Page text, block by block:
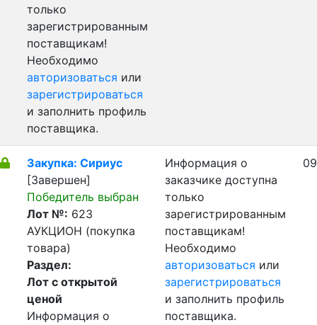
только
зарегистрированным
поставщикам!
Необходимо
авторизоваться или
зарегистрироваться
и заполнить профиль
поставщика.
Закупка: Сириус
[Завершен]
Победитель выбран
Лот №: 623
АУКЦИОН (покупка
товара)
Раздел:
Лот с открытой
ценой
Информация о
Информация о
заказчике доступна
только
зарегистрированным
поставщикам!
Необходимо
авторизоваться или
зарегистрироваться
и заполнить профиль
поставщика.